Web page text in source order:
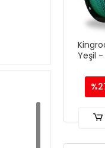
Yeşil -